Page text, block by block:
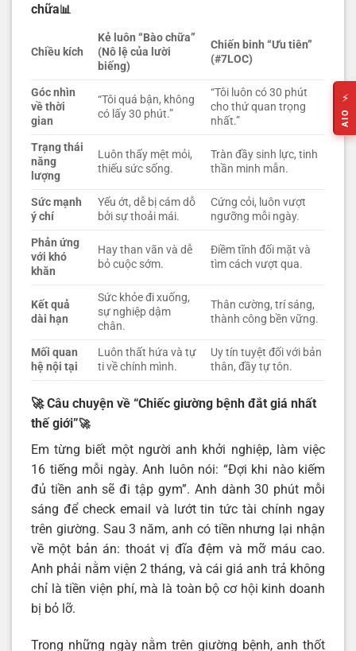
chữa📊
Chiều kích
Kẻ luôn “Bào chữa”
(Nô lệ của lười
biếng)
Chiến binh “Ưu tiên”
(#7LOC)
Góc nhìn
về thời
gian
“Tôi quá bận, không
có lấy 30 phút.”
“Tôi luôn có 30 phút
cho thứ quan trọng
nhất.”
Trạng thái
năng
lượng
Luôn thấy mệt mỏi,
thiếu sức sống.
Tràn đầy sinh lực, tinh
thần minh mẫn.
Sức mạnh
ý chí
Yếu ớt, dễ bị cám dỗ
bởi sự thoải mái.
Cứng cỏi, luôn vượt
ngưỡng mỗi ngày.
Phản ứng
với khó
khăn
Hay than vãn và dễ
bỏ cuộc sớm.
Điềm tĩnh đối mặt và
tìm cách vượt qua.
Kết quả
dài hạn
Sức khỏe đi xuống,
sự nghiệp dậm
chân.
Thân cường, trí sáng,
thành công bền vững.
Mối quan
hệ nội tại
Luôn thất hứa và tự
ti về chính mình.
Uy tín tuyệt đối với bản
thân, đầy tự tôn.
🚀 Câu chuyện về “Chiếc giường bệnh đắt giá nhất
thế giới”🚀
Em từng biết một người anh khởi nghiệp, làm việc
16 tiếng mỗi ngày. Anh luôn nói: “Đợi khi nào kiếm
đủ tiền anh sẽ đi tập gym”. Anh dành 30 phút mỗi
sáng để check email và lướt tin tức tài chính ngay
trên giường. Sau 3 năm, anh có tiền nhưng lại nhận
về một bản án: thoát vị đĩa đệm và mỡ máu cao.
Anh phải nằm viện 2 tháng, và cái giá anh trả không
chỉ là tiền viện phí, mà là toàn bộ cơ hội kinh doanh
bị bỏ lỡ.
Trong những ngày nằm trên giường bệnh, anh thốt
⚡
AIO